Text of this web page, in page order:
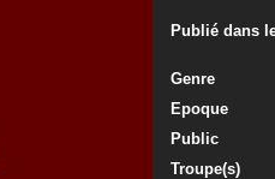
Publié dans
Genre
Epoque
Public
Troupe(s)